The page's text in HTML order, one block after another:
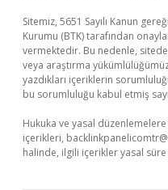
Sitemiz, 5651 Sayılı Kanun
Kurumu (BTK) tarafından
vermektedir. Bu nedenle,
veya araştırma
yazdıkları içeriklerin
bu sorumluluğu kabul etmiş
Hukuka ve yasal
içerikleri,
halinde, ilgili içerikler yasal